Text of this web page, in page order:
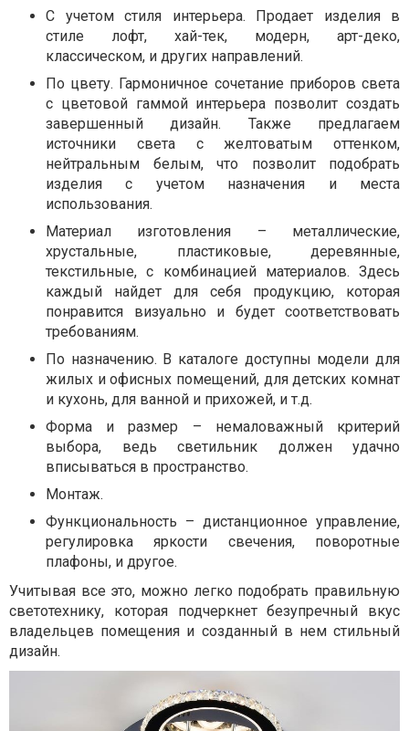
С учетом стиля интерьера. Продает изделия в
стиле лофт, хай-тек, модерн, арт-деко,
классическом, и других направлений.
По цвету. Гармоничное сочетание приборов света
с цветовой гаммой интерьера позволит создать
завершенный дизайн. Также предлагаем
источники света с желтоватым оттенком,
нейтральным белым, что позволит подобрать
изделия с учетом назначения и места
использования.
Материал изготовления – металлические,
хрустальные, пластиковые, деревянные,
текстильные, с комбинацией материалов. Здесь
каждый найдет для себя продукцию, которая
понравится визуально и будет соответствовать
требованиям.
По назначению. В каталоге доступны модели для
жилых и офисных помещений, для детских комнат
и кухонь, для ванной и прихожей, и т.д.
Форма и размер – немаловажный критерий
выбора, ведь светильник должен удачно
вписываться в пространство.
Монтаж.
Функциональность – дистанционное управление,
регулировка яркости свечения, поворотные
плафоны, и другое.
Учитывая все это, можно легко подобрать правильную
светотехнику, которая подчеркнет безупречный вкус
владельцев помещения и созданный в нем стильный
дизайн.